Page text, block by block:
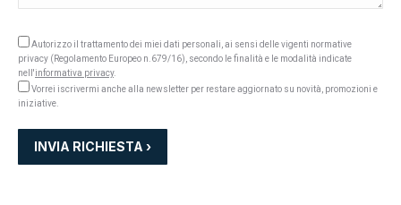
Autorizzo il trattamento dei miei dati personali, ai sensi delle vigenti normative
privacy (Regolamento Europeo n.679/16), secondo le finalità e le modalità indicate
nell'informativa privacy.
Vorrei iscrivermi anche alla newsletter per restare aggiornato su novità, promozioni e
iniziative.